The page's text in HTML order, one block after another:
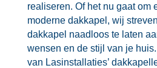
realiseren.​ Of het nu gaat om
moderne dakkapel, wij
dakkapel naadloos te laten
wensen en de stijl van je
van Lasinstallaties’